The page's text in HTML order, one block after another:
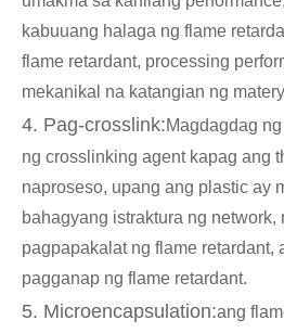
kabuuang halaga ng flame
flame retardant, processing
mekanikal na katangian ng
4. Pag-crosslink:Magdagdag
ng crosslinking agent kapag ang
naproseso, upang ang plastic ay
bahagyang istraktura ng network,
pagpapakalat ng flame retardant,
pagganap ng flame retardant.
5. Microencapsulation:ang